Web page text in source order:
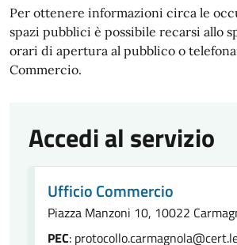
Per ottenere informazioni circa le
spazi pubblici è possibile recarsi allo
orari di apertura al pubblico o
Commercio.
Accedi al servizio
Ufficio Commercio
Piazza Manzoni 10, 10022
PEC: